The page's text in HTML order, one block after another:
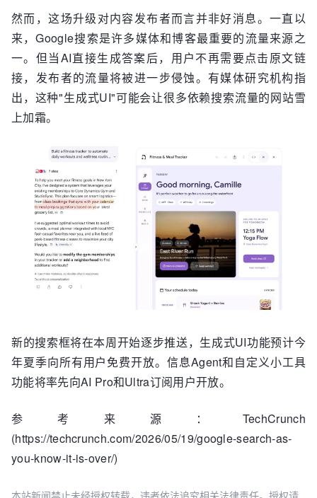
然而，这场升级对内容发布者而言并非好消息。一直以
来，Google搜索是许多媒体和博客最重要的流量来源之
一。但当AI直接生成答案后，用户不再需要点击原文链
接，发布者的流量将被进一步侵蚀。有媒体研究机构指
出，这种"生成式UI"可能会让很多依赖搜索流量的网站雪
上加霜。
新的搜索框将在本周开始逐步推送，生成式UI功能预计今
年夏季向所有用户免费开放。信息Agent和自定义小工具
功能将率先向AI Pro和Ultra订阅用户开放。
参考来源：TechCrunch
(https://techcrunch.com/2026/05/19/google-search-as-
you-know-it-is-over/)